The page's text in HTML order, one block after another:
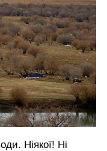
Ніякої! Ні